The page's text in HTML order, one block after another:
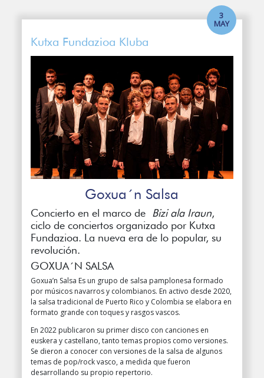
3
MAY
Kutxa Fundazioa Kluba
Goxua´n Salsa
Concierto en el marco de Bizi ala Iraun,
ciclo de conciertos organizado por Kutxa
Fundazioa. La nueva era de lo popular, su
revolución.
GOXUA´N SALSA
Goxua’n Salsa Es un grupo de salsa pamplonesa formado
por músicos navarros y colombianos. En activo desde 2020,
la salsa tradicional de Puerto Rico y Colombia se elabora en
formato grande con toques y rasgos vascos.
En 2022 publicaron su primer disco con canciones en
euskera y castellano, tanto temas propios como versiones.
Se dieron a conocer con versiones de la salsa de algunos
temas de pop/rock vasco, a medida que fueron
desarrollando su propio repertorio.